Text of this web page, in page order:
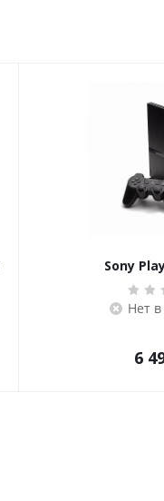
Sony
Нет
6